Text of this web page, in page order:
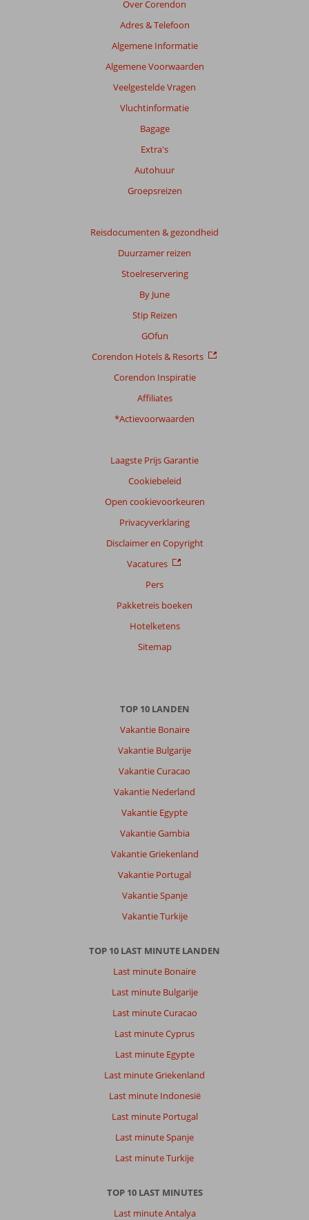
Over Corendon
Adres & Telefoon
Algemene Informatie
Algemene Voorwaarden
Veelgestelde Vragen
Vluchtinformatie
Bagage
Extra's
Autohuur
Groepsreizen
Reisdocumenten & gezondheid
Duurzamer reizen
Stoelreservering
By June
Stip Reizen
GOfun
Corendon Hotels & Resorts
Corendon Inspiratie
Affiliates
*Actievoorwaarden
Laagste Prijs Garantie
Cookiebeleid
Open cookievoorkeuren
Privacyverklaring
Disclaimer en Copyright
Vacatures
Pers
Pakketreis boeken
Hotelketens
Sitemap
TOP 10 LANDEN
Vakantie Bonaire
Vakantie Bulgarije
Vakantie Curacao
Vakantie Nederland
Vakantie Egypte
Vakantie Gambia
Vakantie Griekenland
Vakantie Portugal
Vakantie Spanje
Vakantie Turkije
TOP 10 LAST MINUTE LANDEN
Last minute Bonaire
Last minute Bulgarije
Last minute Curacao
Last minute Cyprus
Last minute Egypte
Last minute Griekenland
Last minute Indonesië
Last minute Portugal
Last minute Spanje
Last minute Turkije
TOP 10 LAST MINUTES
Last minute Antalya